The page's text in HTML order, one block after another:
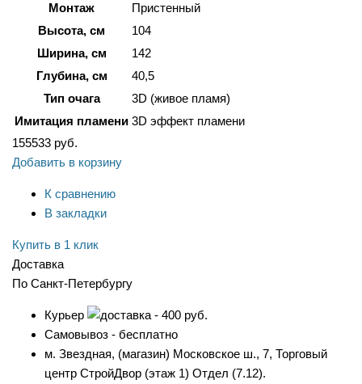
Монтаж
Пристенный
Высота, см
104
Ширина, см
142
Глубина, см
40,5
Тип очага
3D (живое пламя)
Имитация пламени 3D эффект пламени
155533 руб.
Добавить в корзину
К сравнению
В закладки
Купить в 1 клик
Доставка
По Санкт-Петербургу
Курьер
- 400 руб.
Самовывоз - бесплатно
м. Звездная, (магазин) Московское ш., 7, Торговый
центр СтройДвор (этаж 1) Отдел (7.12).